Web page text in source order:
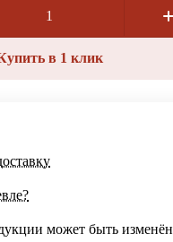
в 1 клик
может быть изменён